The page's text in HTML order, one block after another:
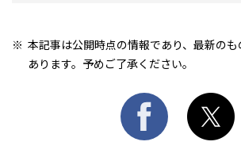
本記事は公開時点の情報であり、最新の
あります。予めご了承ください。